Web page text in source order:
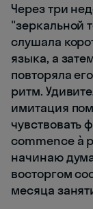
Через три
"зеркальной
слушала
языка, а
повторяла
ритм.
имитация
чувствовать
commence à
начинаю
восторгом
месяца